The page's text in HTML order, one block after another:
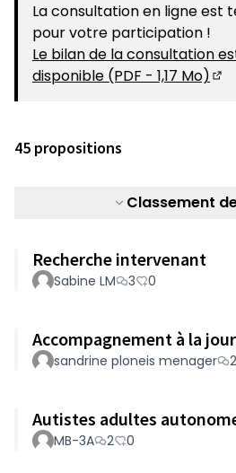
La consultation en ligne est
pour votre participation !
Le bilan de la consultation
disponible (PDF - 1,17 Mo)
45 propositions
Classement
Recherche intervenant
Sabine LM 3 0
Accompagnement à la
sandrine ploneis menager 2
Autistes adultes
MB-3A 2 0